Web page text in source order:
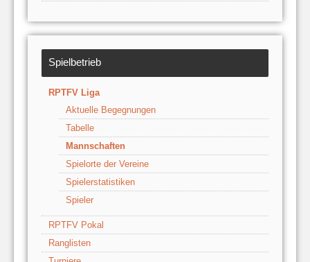
Spielbetrieb
RPTFV Liga
Aktuelle Begegnungen
Tabelle
Mannschaften
Spielorte der Vereine
Spielerstatistiken
Spieler
RPTFV Pokal
Ranglisten